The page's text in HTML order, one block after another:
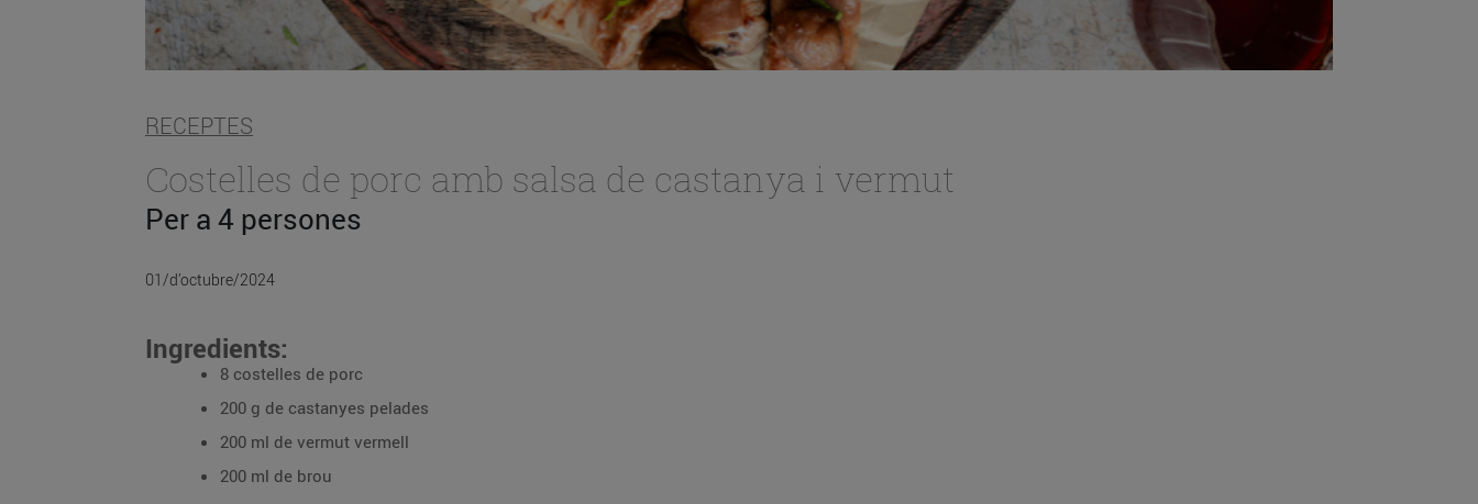
RECEPTES
Costelles de porc amb salsa de castanya i vermut
Per a 4 persones
01/d’octubre/2024
Ingredients:
8 costelles de porc
200 g de castanyes pelades
200 ml de vermut vermell
200 ml de brou